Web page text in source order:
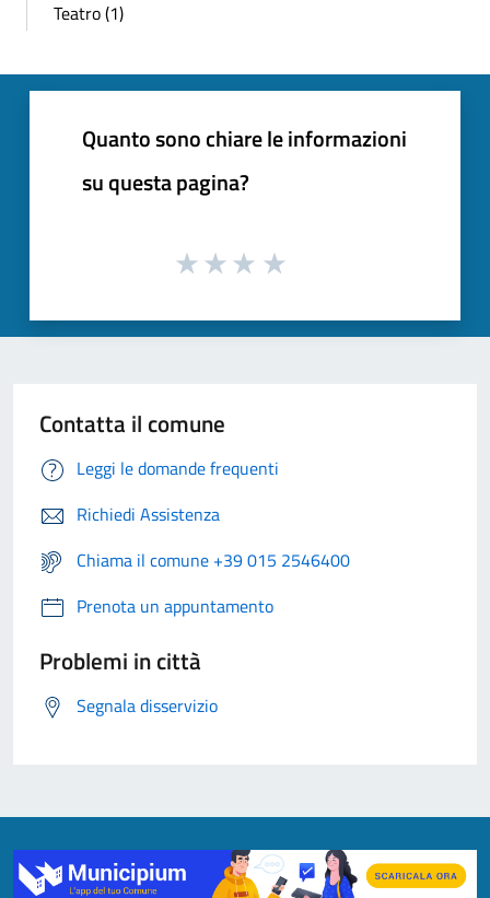
Teatro (1)
Quanto sono chiare le informazioni
su questa pagina?
Contatta il comune
Leggi le domande frequenti
Richiedi Assistenza
Chiama il comune +39 015 2546400
Prenota un appuntamento
Problemi in città
Segnala disservizio